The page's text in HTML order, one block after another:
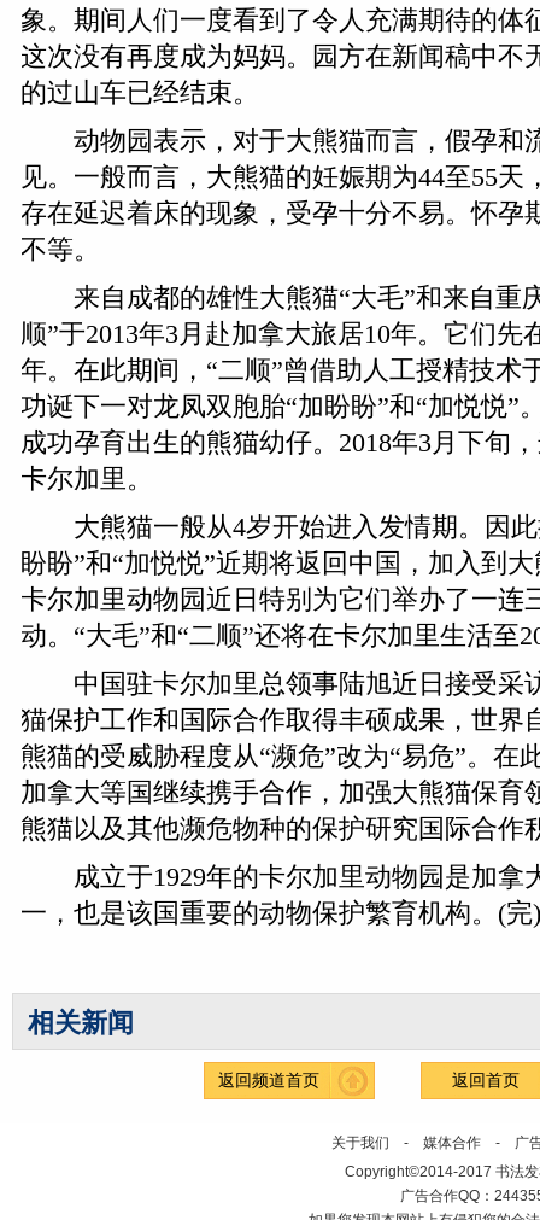
象。期间人们一度看到了令人充满期待的体
这次没有再度成为妈妈。园方在新闻稿中不
的过山车已经结束。
动物园表示，对于大熊猫而言，假孕和
见。一般而言，大熊猫的妊娠期为44至55天
存在延迟着床的现象，受孕十分不易。怀孕
不等。
来自成都的雄性大熊猫“大毛”和来自重
顺”于2013年3月赴加拿大旅居10年。它们先
年。在此期间，“二顺”曾借助人工授精技术
功诞下一对龙凤双胞胎“加盼盼”和“加悦悦”
成功孕育出生的熊猫幼仔。2018年3月下旬
卡尔加里。
大熊猫一般从4岁开始进入发情期。因此
盼盼”和“加悦悦”近期将返回中国，加入到
卡尔加里动物园近日特别为它们举办了一连
动。“大毛”和“二顺”还将在卡尔加里生活至
中国驻卡尔加里总领事陆旭近日接受采
猫保护工作和国际合作取得丰硕成果，世界
熊猫的受威胁程度从“濒危”改为“易危”。在
加拿大等国继续携手合作，加强大熊猫保育
熊猫以及其他濒危物种的保护研究国际合作
成立于1929年的卡尔加里动物园是加拿
一，也是该国重要的动物保护繁育机构。(完
相关新闻
返回频道首页 返回首页
关于我们 - 媒体合作 - 广
Copyright©2014-2017 书法
广告合作QQ：